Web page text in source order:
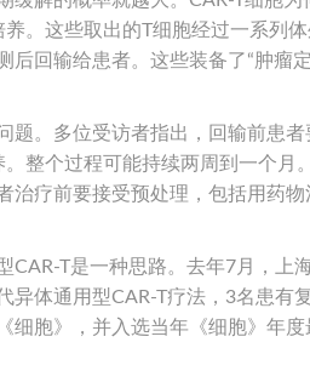
。这些取出的T细胞经过一系列
后回输给患者。这些装备了“肿瘤
题。多位受访者指出，回输前患
整个过程可能持续两周到一个
治疗前要接受预处理，包括用药
CAR-T是一种思路。去年7月，上
异体通用型CAR-T疗法，3名患有
细胞》，并入选当年《细胞》年度